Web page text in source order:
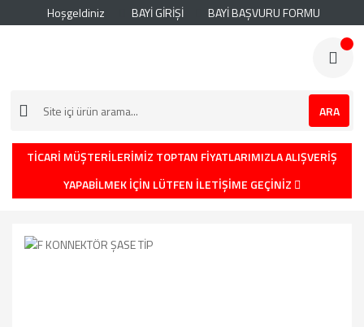
Hoşgeldiniz BAYİ GİRİŞİ BAYİ BAŞVURU FORMU
ARA
TİCARİ MÜŞTERİLERİMİZ TOPTAN FİYATLARIMIZLA ALIŞVERİŞ
YAPABİLMEK İÇİN LÜTFEN İLETİŞİME GEÇİNİZ